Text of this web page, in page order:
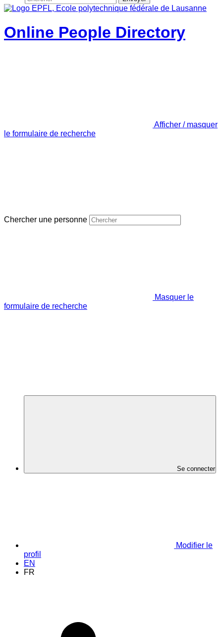
Online People Directory
Afficher / masquer
le formulaire de recherche
Chercher une personne
Masquer le
formulaire de recherche
Se connecter
Modifier le
profil
EN
FR